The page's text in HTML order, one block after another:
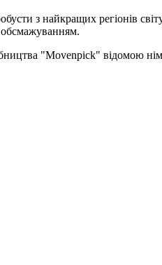
з найкращих регіонів
обсмажуванням.
"Movenpick" відомою